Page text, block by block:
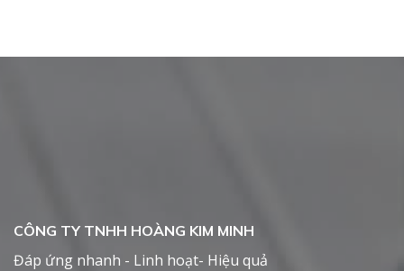
CÔNG TY TNHH HOÀNG KIM MINH
Đáp ứng nhanh - Linh hoạt- Hiệu quả